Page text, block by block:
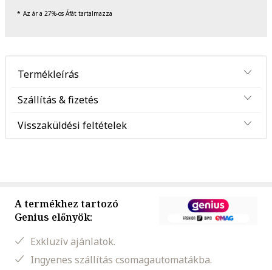
Az ár a 27%-os Áfát tartalmazza
Termékleírás
Szállítás & fizetés
Visszaküldési feltételek
A termékhez tartozó
Genius előnyök:
Exkluzív ajánlatok.
Ingyenes szállítás csomagautomatákba.